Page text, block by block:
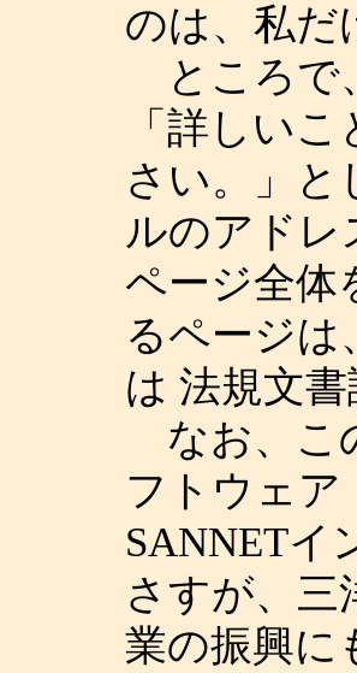
のは、私だ
ところで
「詳しい
さい。」と
ルのアドレ
ページ全体
るページ
は 法規文
なお、こ
フトウェア
SANNETイ
さすが、三
業の振興に